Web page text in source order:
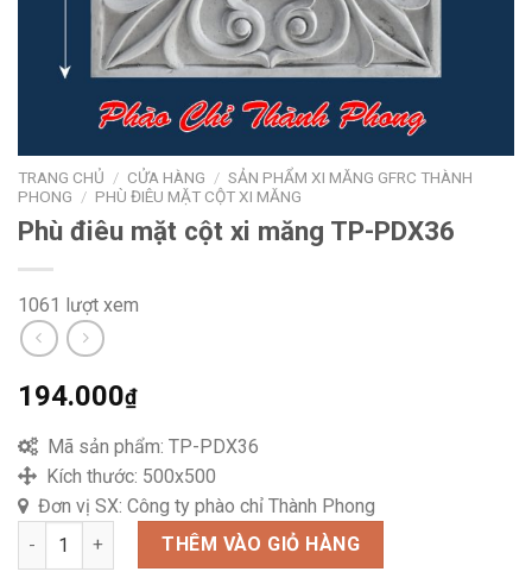
TRANG CHỦ / CỬA HÀNG / SẢN PHẨM XI MĂNG GFRC THÀNH
PHONG / PHÙ ĐIÊU MẶT CỘT XI MĂNG
Phù điêu mặt cột xi măng TP-PDX36
1061 lượt xem
194.000₫
Mã sản phẩm: TP-PDX36
Kích thước: 500x500
Đơn vị SX: Công ty phào chỉ Thành Phong
Phù điêu mặt cột xi măng TP-PDX36 số lượng
THÊM VÀO GIỎ HÀNG